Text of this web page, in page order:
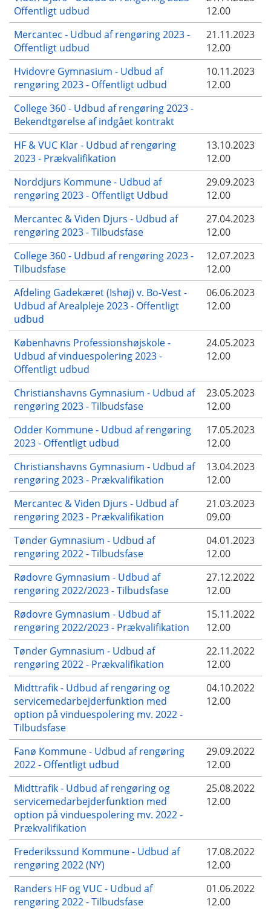
Offentligt udbud
12.00
Mercantec - Udbud af rengøring 2023 -
Offentligt udbud
21.11.2023
12.00
Hvidovre Gymnasium - Udbud af
rengøring 2023 - Offentligt udbud
10.11.2023
12.00
College 360 - Udbud af rengøring 2023 -
Bekendtgørelse af indgået kontrakt
HF & VUC Klar - Udbud af rengøring
2023 - Prækvalifikation
13.10.2023
12.00
Norddjurs Kommune - Udbud af
rengøring 2023 - Offentligt Udbud
29.09.2023
12.00
Mercantec & Viden Djurs - Udbud af
rengøring 2023 - Tilbudsfase
27.04.2023
12.00
College 360 - Udbud af rengøring 2023 -
Tilbudsfase
12.07.2023
12.00
Afdeling Gadekæret (Ishøj) v. Bo-Vest -
Udbud af Arealpleje 2023 - Offentligt
udbud
06.06.2023
12.00
Københavns Professionshøjskole -
Udbud af vinduespolering 2023 -
Offentligt udbud
24.05.2023
12.00
Christianshavns Gymnasium - Udbud af
rengøring 2023 - Tilbudsfase
23.05.2023
12.00
Odder Kommune - Udbud af rengøring
2023 - Offentligt udbud
17.05.2023
12.00
Christianshavns Gymnasium - Udbud af
rengøring 2023 - Prækvalifikation
13.04.2023
12.00
Mercantec & Viden Djurs - Udbud af
rengøring 2023 - Prækvalifikation
21.03.2023
09.00
Tønder Gymnasium - Udbud af
rengøring 2022 - Tilbudsfase
04.01.2023
12.00
Rødovre Gymnasium - Udbud af
rengøring 2022/2023 - Tilbudsfase
27.12.2022
12.00
Rødovre Gymnasium - Udbud af
rengøring 2022/2023 - Prækvalifikation
15.11.2022
12.00
Tønder Gymnasium - Udbud af
rengøring 2022 - Prækvalifikation
22.11.2022
12.00
Midttrafik - Udbud af rengøring og
servicemedarbejderfunktion med
option på vinduespolering mv. 2022 -
Tilbudsfase
04.10.2022
12.00
Fanø Kommune - Udbud af rengøring
2022 - Offentligt udbud
29.09.2022
12.00
Midttrafik - Udbud af rengøring og
servicemedarbejderfunktion med
option på vinduespolering mv. 2022 -
Prækvalifikation
25.08.2022
12.00
Frederikssund Kommune - Udbud af
rengøring 2022 (NY)
17.08.2022
12.00
Randers HF og VUC - Udbud af
rengøring 2022 - Tilbudsfase
01.06.2022
12.00